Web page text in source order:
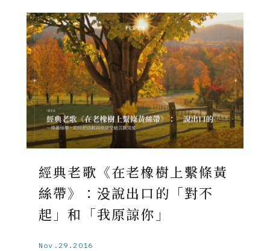
經典老歌《在老橡樹上繫條黃
絲帶》：没說出口的「對不
起」和「我原諒你」
Nov.29.2016